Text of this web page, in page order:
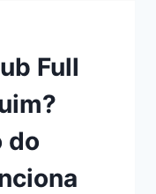
Full
do